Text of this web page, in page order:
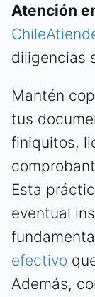
Atención
diligencias
Mantén
tus
finiquitos,
Esta
eventual
efectivo
Además,